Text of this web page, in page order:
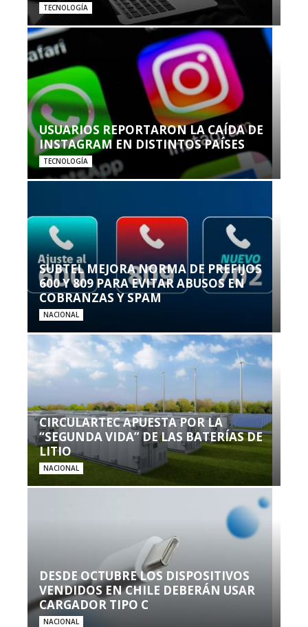
TECNOLOGÍA
USUARIOS REPORTARON LA CAÍDA DE
INSTAGRAM EN DISTINTOS PAÍSES
TECNOLOGÍA
SUBTEL MEJORA NORMA DE PREFIJOS
600 Y 809 PARA EVITAR ABUSOS EN
COBRANZAS Y SPAM
NACIONAL
CIRCULARTEC APUESTA POR LA
“SEGUNDA VIDA” DE LAS BATERÍAS DE
LITIO
NACIONAL
DESDE OCTUBRE LOS DISPOSITIVOS
VENDIDOS EN CHILE DEBERÁN USAR
CARGADOR TIPO C
NACIONAL